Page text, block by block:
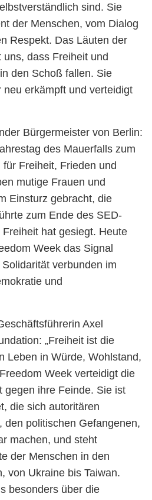
sind. Sie
der Menschen, vom Dialog
Respekt. Das Läuten der
dass Freiheit und
den Schoß fallen. Sie
erkämpft und verteidigt
Bürgermeister von Berlin:
des Mauerfalls zum
Freiheit, Frieden und
mutige Frauen und
Einsturz gebracht, die
zum Ende des SED-
hat gesiegt. Heute
Week das Signal
verbunden im
und
Axel
„Freiheit ist die
Leben in Würde, Wohlstand,
Week verteidigt die
gegen ihre Feinde. Sie ist
die sich autoritären
den politischen Gefangenen,
machen, und steht
der Menschen in den
von Ukraine bis Taiwan.
besonders über die